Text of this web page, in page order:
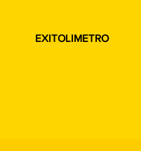
EXITOLIMETRO